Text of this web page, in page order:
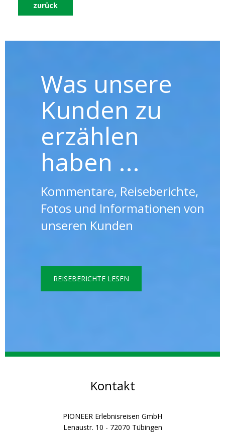
zurück
Was unsere
Kunden zu
erzählen
haben ...
Kommentare, Reiseberichte,
Fotos und Informationen von
unseren Kunden
REISEBERICHTE LESEN
Kontakt
PIONEER Erlebnisreisen GmbH
Lenaustr. 10 - 72070 Tübingen